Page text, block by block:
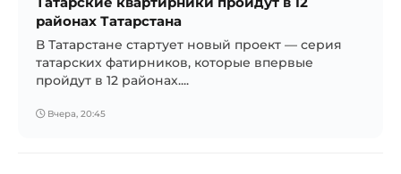
районах Татарстана
В Татарстане стартует новый проект — серия
татарских фатирников, которые впервые
пройдут в 12 районах....
Вчера, 20:45